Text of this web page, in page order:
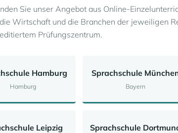
Sie unser Angebot aus Online-
Wirtschaft und die Branchen der jeweiligen
Prüfungszentrum.
Hamburg
Hamburg
Sprachschule
Bayern
Leipzig Sprachschule